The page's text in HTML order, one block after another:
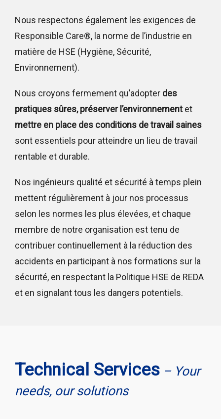
Nous respectons également les exigences de
Responsible Care®, la norme de l’industrie en
matière de HSE (Hygiène, Sécurité,
Environnement).
Nous croyons fermement qu’adopter des
pratiques sûres, préserver l’environnementet
mettre en place des conditions de travail saines
sont essentiels pour atteindre un lieu de travail
rentable et durable.
Nos ingénieurs qualité et sécurité à temps plein
mettent régulièrement à jour nos processus
selon les normes les plus élevées, et chaque
membre de notre organisation est tenu de
contribuer continuellement à la réduction des
accidents en participant à nos formations sur la
sécurité, en respectant la Politique HSE de REDA
et en signalant tous les dangers potentiels.
Technical Services – Your
needs, our solutions